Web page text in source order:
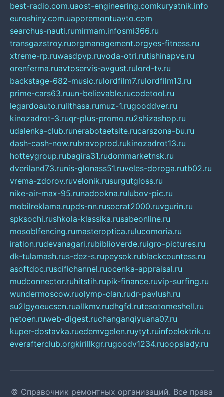
best-radio.com.uaost-engineering.comkuryatnik.info
euroshiny.com.uaporemontuavto.com
searchus-nauti.rumirmam.infosmi366.ru
transgazstroy.ruorgmanagement.orgyes-fitness.ru
xtreme-rp.ruwasdpvp.ruvoda-otri.rutishinapve.ru
orenferma.ruavtoservis-avgust.rulord-tv.ru
backstage-682-music.rulordfilm7.rulordfilm13.ru
prime-cars63.ruun-believable.rucodetool.ru
legardoauto.rulithasa.rumuz-1.rugooddver.ru
kinozadrot-3.ruqr-plus-promo.ru2shizashop.ru
udalenka-club.runerabotaetsite.rucarszona-bu.ru
dash-cash-now.rubravoprod.rukinozadrot13.ru
hotteygroup.rubagira31.rudommarketnsk.ru
dveriland73.runis-glonass51.ruveles-doroga.rutb02.ru
vrema-zdorov.ruvelonik.rusurgutgloss.ru
nike-air-max-95.runadookna.rulubov-pic.ru
mobilreklama.rupds-nn.rusocrat2000.ruvgurin.ru
spksochi.rushkola-klassika.rusabeonline.ru
mosoblfencing.rumasteroptica.rulucomoria.ru
iration.rudevanagari.rubiblioverde.ruigro-pictures.ru
dk-tulamash.rus-dez-s.rupeysok.rublackcountess.ru
asoftdoc.ruscifichannel.ruocenka-appraisal.ru
mudconnector.ruhitstih.rupik-finance.ruvip-surfing.ru
wundermoscow.ruolymp-clan.rudr-pavlush.ru
su2lgyoeucscn.ruallkmv.rudhgfd.rutesotomeshell.ru
netoen.ruweb-digest.ruchanganqiyuana07.ru
kuper-dostavka.ruedemvgelen.ruytyt.ruinfoelektrik.ru
everafterclub.orgkirillkgr.rugoodv1234.ruoopslady.ru
© Справочник ремонтных организаций. Все права